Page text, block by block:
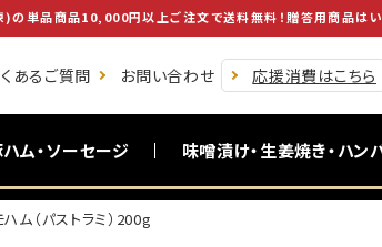
単品商品10,000円以上ご注文で送料無料！贈答用商品はい
あるご質問 お問い合わせ 応援消費はこちら
ム・ソーセージ 味噌漬け・生姜焼き・ハン
ハム（パストラミ）200g